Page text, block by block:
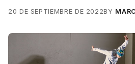
20 DE SEPTIEMBRE DE 2022BY